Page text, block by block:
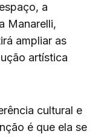
a
Manarelli,
ampliar as
artística
cultural e
é que ela se